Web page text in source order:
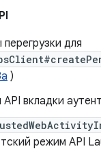
для
)
вкладки
режим API